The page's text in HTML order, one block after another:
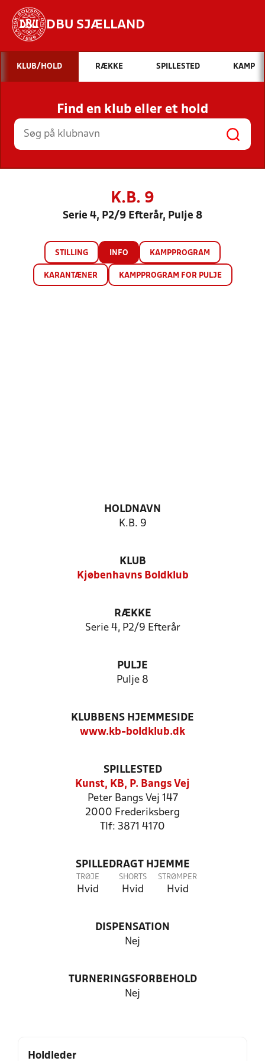
DBU SJÆLLAND
Hvad vil du søge efter?
INDHOLD OG NYHEDER
STILLINGER, RESULTATER, KLUBBER OG
HOLD
KLUB/HOLD RÆKKE SPILLESTED KAMP
Find en klub eller et hold
K.B. 9
Serie 4, P2/9 Efterår, Pulje 8
STILLING INFO KAMPPROGRAM
KARANTÆNER KAMPPROGRAM FOR PULJE
HOLDNAVN
K.B. 9
KLUB
Kjøbenhavns Boldklub
RÆKKE
Serie 4, P2/9 Efterår
PULJE
Pulje 8
KLUBBENS HJEMMESIDE
www.kb-boldklub.dk
SPILLESTED
Kunst, KB, P. Bangs Vej
Peter Bangs Vej 147
2000 Frederiksberg
Tlf: 3871 4170
SPILLEDRAGT HJEMME
TRØJE
Hvid
SHORTS
Hvid
STRØMPER
Hvid
DISPENSATION
Nej
TURNERINGSFORBEHOLD
Nej
Holdleder